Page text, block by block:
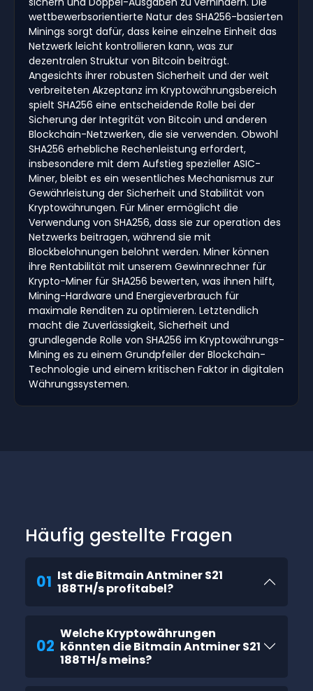
wettbewerbsorientierte Natur des SHA256-basierten
Minings sorgt dafür, dass keine einzelne Einheit das
Netzwerk leicht kontrollieren kann, was zur
dezentralen Struktur von Bitcoin beiträgt.
Angesichts ihrer robusten Sicherheit und der weit
verbreiteten Akzeptanz im Kryptowährungsbereich
spielt SHA256 eine entscheidende Rolle bei der
Sicherung der Integrität von Bitcoin und anderen
Blockchain-Netzwerken, die sie verwenden. Obwohl
SHA256 erhebliche Rechenleistung erfordert,
insbesondere mit dem Aufstieg spezieller ASIC-
Miner, bleibt es ein wesentliches Mechanismus zur
Gewährleistung der Sicherheit und Stabilität von
Kryptowährungen. Für Miner ermöglicht die
Verwendung von SHA256, dass sie zur operation des
Netzwerks beitragen, während sie mit
Blockbelohnungen belohnt werden. Miner können
ihre Rentabilität mit unserem Gewinnrechner für
Krypto-Miner für SHA256 bewerten, was ihnen hilft,
Mining-Hardware und Energieverbrauch für
maximale Renditen zu optimieren. Letztendlich
macht die Zuverlässigkeit, Sicherheit und
grundlegende Rolle von SHA256 im Kryptowährungs-
Mining es zu einem Grundpfeiler der Blockchain-
Technologie und einem kritischen Faktor in digitalen
Währungssystemen.
Häufig gestellte Fragen
01 Ist die Bitmain Antminer S21
188TH/s profitabel?
02
Welche Kryptowährungen
könnten die Bitmain Antminer S21
188TH/s meins?